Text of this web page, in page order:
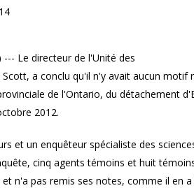
--- Le directeur de l'Unité des
Scott, a conclu qu'il n'y avait aucun
de l'Ontario, du détachement
2012.
et un enquêteur spécialiste des
cinq agents témoins et huit
et n'a pas remis ses notes, comme il en